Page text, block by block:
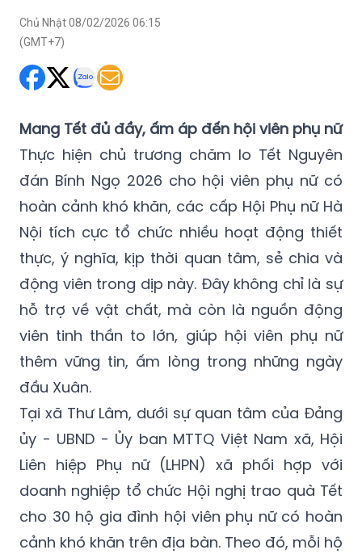
Chủ Nhật 08/02/2026 06:15
(GMT+7)
Mang Tết đủ đầy, ấm áp đến hội viên phụ nữ
Thực hiện chủ trương chăm lo Tết Nguyên
đán Bính Ngọ 2026 cho hội viên phụ nữ có
hoàn cảnh khó khăn, các cấp Hội Phụ nữ Hà
Nội tích cực tổ chức nhiều hoạt động thiết
thực, ý nghĩa, kịp thời quan tâm, sẻ chia và
động viên trong dịp này. Đây không chỉ là sự
hỗ trợ về vật chất, mà còn là nguồn động
viên tinh thần to lớn, giúp hội viên phụ nữ
thêm vững tin, ấm lòng trong những ngày
đầu Xuân.
Tại xã Thư Lâm, dưới sự quan tâm của Đảng
ủy - UBND - Ủy ban MTTQ Việt Nam xã, Hội
Liên hiệp Phụ nữ (LHPN) xã phối hợp với
doanh nghiệp tổ chức Hội nghị trao quà Tết
cho 30 hộ gia đình hội viên phụ nữ có hoàn
cảnh khó khăn trên địa bàn. Theo đó, mỗi hộ